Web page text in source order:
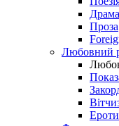
Проза
Любовний